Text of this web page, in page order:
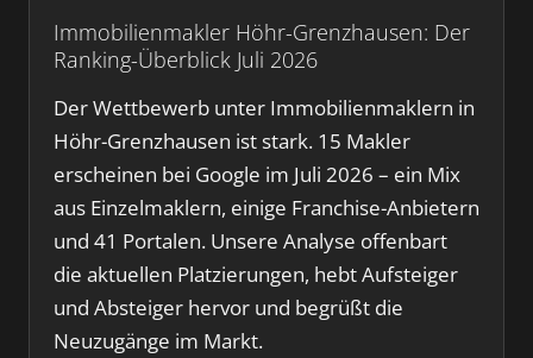
Immobilienmakler Höhr-Grenzhausen: Der
Ranking-Überblick Juli 2026
Der Wettbewerb unter Immobilienmaklern in
Höhr-Grenzhausen ist stark. 15 Makler
erscheinen bei Google im Juli 2026 – ein Mix
aus Einzelmaklern, einige Franchise-Anbietern
und 41 Portalen. Unsere Analyse offenbart
die aktuellen Platzierungen, hebt Aufsteiger
und Absteiger hervor und begrüßt die
Neuzugänge im Markt.